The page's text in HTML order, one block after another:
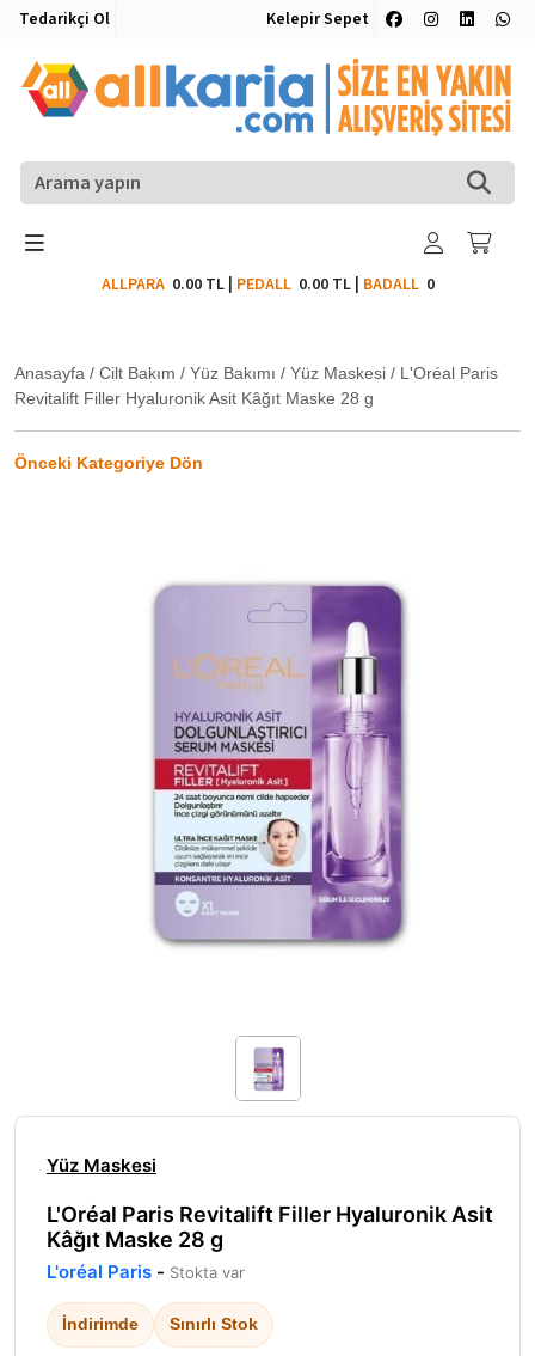
Tedarikçi Ol Kelepir Sepet
ALLPARA 0.00 TL| PEDALL 0.00 TL| BADALL0
Anasayfa / Cilt Bakım / Yüz Bakımı / Yüz Maskesi / L'Oréal Paris
Revitalift Filler Hyaluronik Asit Kâğıt Maske 28 g
Önceki Kategoriye Dön
Yüz Maskesi
L'Oréal Paris Revitalift Filler Hyaluronik Asit
Kâğıt Maske 28 g
L'oréal Paris - Stokta var
İndirimde Sınırlı Stok